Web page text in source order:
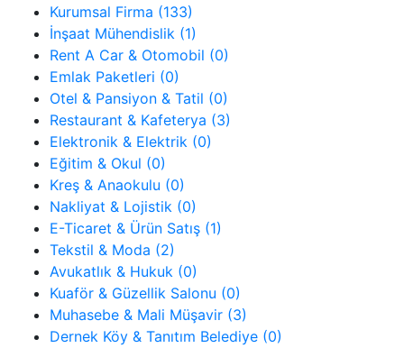
Kurumsal Firma (133)
İnşaat Mühendislik (1)
Rent A Car & Otomobil (0)
Emlak Paketleri (0)
Otel & Pansiyon & Tatil (0)
Restaurant & Kafeterya (3)
Elektronik & Elektrik (0)
Eğitim & Okul (0)
Kreş & Anaokulu (0)
Nakliyat & Lojistik (0)
E-Ticaret & Ürün Satış (1)
Tekstil & Moda (2)
Avukatlık & Hukuk (0)
Kuaför & Güzellik Salonu (0)
Muhasebe & Mali Müşavir (3)
Dernek Köy & Tanıtım Belediye (0)